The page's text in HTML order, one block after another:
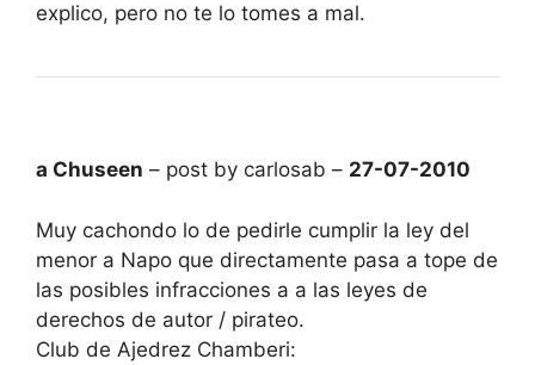
explico, pero no te lo tomes a mal.
a Chuseen – post by carlosab – 27-07-2010
Muy cachondo lo de pedirle cumplir la ley del
menor a Napo que directamente pasa a tope de
las posibles infracciones a a las leyes de
derechos de autor / pirateo.
Club de Ajedrez Chamberi: